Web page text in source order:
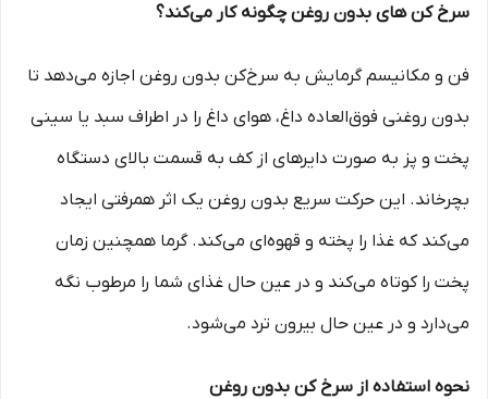
سرخ کن های بدون روغن چگونه کار می‌کند؟
فن و مکانیسم گرمایش به سرخ‌کن بدون روغن اجازه می‌دهد تا
بدون روغنی فوق‌العاده داغ، هوای داغ را در اطراف سبد یا سینی
پخت و پز به صورت دایره­ای از کف به قسمت بالای دستگاه
بچرخاند. این حرکت سریع بدون روغن یک اثر همرفتی ایجاد
می‌کند که غذا را پخته و قهوه‌ای می‌کند. گرما همچنین زمان
پخت را کوتاه می‌کند و در عین حال غذای شما را مرطوب نگه
می‌دارد و در عین حال بیرون ترد می‌شود.
نحوه استفاده از سرخ کن بدون روغن